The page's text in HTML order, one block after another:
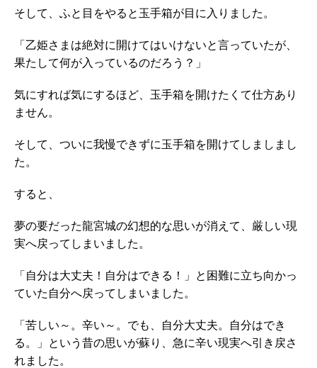
そして、ふと目をやると玉手箱が目に入りました。
「乙姫さまは絶対に開けてはいけないと言っていたが、
果たして何が入っているのだろう？」
気にすれば気にするほど、玉手箱を開けたくて仕方あり
ません。
そして、ついに我慢できずに玉手箱を開けてしましまし
た。
すると、
夢の要だった龍宮城の幻想的な思いが消えて、厳しい現
実へ戻ってしまいました。
「自分は大丈夫！自分はできる！」と困難に立ち向かっ
ていた自分へ戻ってしまいました。
「苦しい～。辛い～。でも、自分大丈夫。自分はでき
る。」という昔の思いが蘇り、急に辛い現実へ引き戻さ
れました。